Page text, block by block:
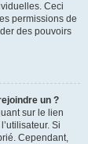
Ceci
permissions de
des pouvoirs
un ?
sur le lien
Si
Cependant,